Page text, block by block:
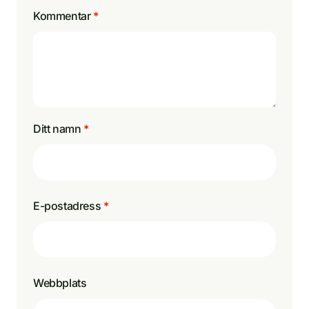
Kommentar *
Ditt namn *
E-postadress *
Webbplats